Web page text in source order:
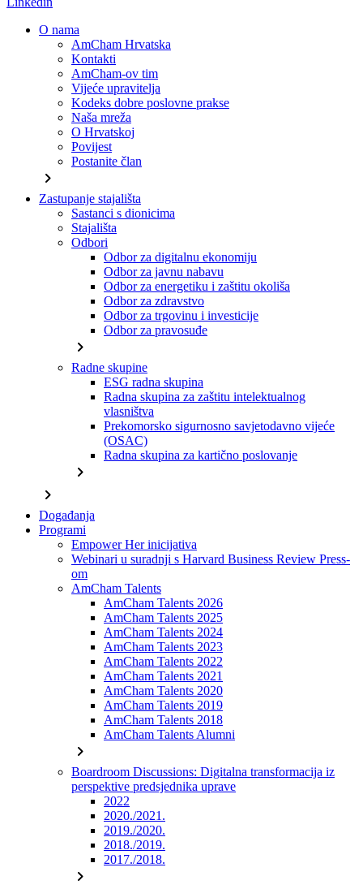
O nama
AmCham Hrvatska
Kontakti
AmCham-ov tim
Vijeće upravitelja
Kodeks dobre poslovne prakse
Naša mreža
O Hrvatskoj
Povijest
Postanite član
chevron_right
Zastupanje stajališta
Sastanci s dionicima
Stajališta
Odbori
Odbor za digitalnu ekonomiju
Odbor za javnu nabavu
Odbor za energetiku i zaštitu okoliša
Odbor za zdravstvo
Odbor za trgovinu i investicije
Odbor za pravosuđe
chevron_right
Radne skupine
ESG radna skupina
Radna skupina za zaštitu intelektualnog
vlasništva
Prekomorsko sigurnosno savjetodavno vijeće
(OSAC)
Radna skupina za kartično poslovanje
chevron_right
chevron_right
Događanja
Programi
Empower Her inicijativa
Webinari u suradnji s Harvard Business Review Press-
om
AmCham Talents
AmCham Talents 2026
AmCham Talents 2025
AmCham Talents 2024
AmCham Talents 2023
AmCham Talents 2022
AmCham Talents 2021
AmCham Talents 2020
AmCham Talents 2019
AmCham Talents 2018
AmCham Talents Alumni
chevron_right
Boardroom Discussions: Digitalna transformacija iz
perspektive predsjednika uprave
2022
2020./2021.
2019./2020.
2018./2019.
2017./2018.
chevron_right